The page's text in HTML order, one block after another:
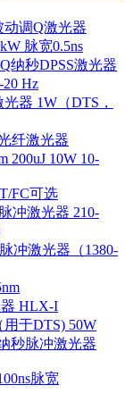
调Q激光器
脉宽0.5ns
纳秒DPSS激光器
20 Hz
器 1W（DTS，
纤激光器
200uJ 10W 10-
FC可选
冲激光器 210-
冲激光器（1380-
器 HLX-I
于DTS) 50W
秒脉冲激光器
脉宽